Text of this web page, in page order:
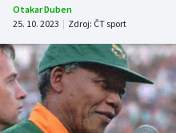
Cyklistika
DALŠÍ SPORTY
Americký fotbal
Baseball a softbal
NEPŘEHLÉDNĚTE
Soutěže
Otakar Duben
25. 10. 2023 | Zdroj: ČT sport